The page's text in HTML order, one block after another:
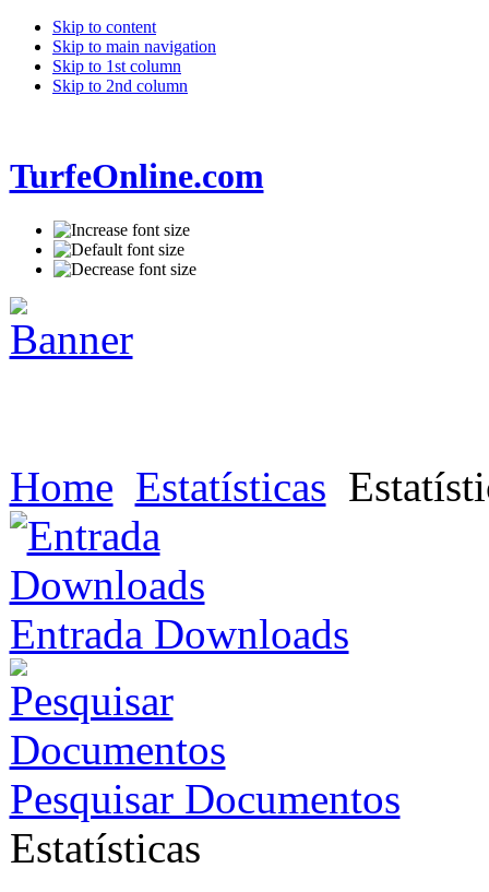
Skip to content
Skip to main navigation
Skip to 1st column
Skip to 2nd column
TurfeOnline.com
Home Estatísticas
Entrada Downloads
Pesquisar Documentos
Estatísticas